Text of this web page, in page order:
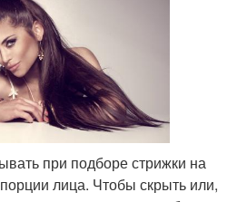
при подборе стрижки на
лица. Чтобы скрыть или,